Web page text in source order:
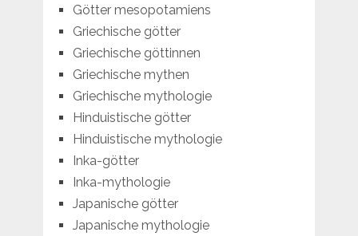
Götter mesopotamiens
Griechische götter
Griechische göttinnen
Griechische mythen
Griechische mythologie
Hinduistische götter
Hinduistische mythologie
Inka-götter
Inka-mythologie
Japanische götter
Japanische mythologie